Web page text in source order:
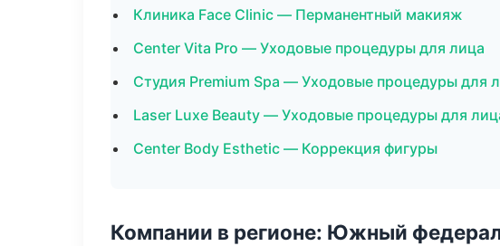
Клиника Face Clinic — Перманентный макияж
Center Vita Pro — Уходовые процедуры для лица
Студия Premium Spa — Уходовые процедуры для
Laser Luxe Beauty — Уходовые процедуры для
Center Body Esthetic — Коррекция фигуры
Компании в регионе: Южный